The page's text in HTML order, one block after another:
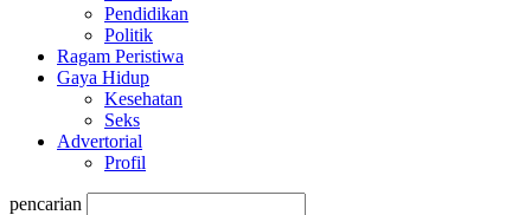
Pendidikan
Politik
Ragam Peristiwa
Gaya Hidup
Kesehatan
Seks
Advertorial
Profil
pencarian